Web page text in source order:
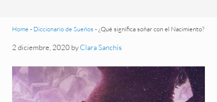
Home - Diccionario de Sueños -¿Qué significa soñar con el Nacimiento?
2 diciembre, 2020 by Clara Sanchís